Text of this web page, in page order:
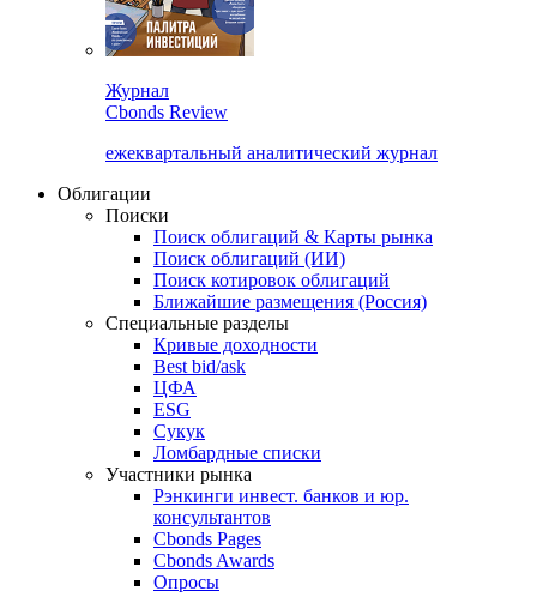
Cbonds Review
ежеквартальный аналитический журнал
Облигации
Поиски
Поиск облигаций & Карты рынка
Поиск облигаций (ИИ)
Поиск котировок облигаций
Ближайшие размещения (Россия)
Специальные разделы
Кривые доходности
Best bid/ask
ЦФА
ESG
Сукук
Ломбардные списки
Участники рынка
Рэнкинги инвест. банков и юр.